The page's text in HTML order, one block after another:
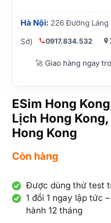
Hà Nội: 226 Đường
Sở)
0917.834.532
🚀 Giao hàng ngay
ESim Hong
Lịch Hong
Hong Kong
Còn hàng
Được dùng thử test
1 đổi 1 ngay lập tức
hành 12 tháng